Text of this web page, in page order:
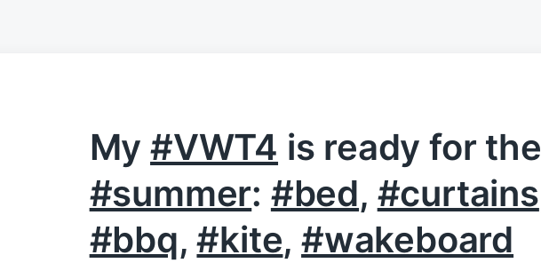
My#VWT4 is ready for the
#summer: #bed, #curtains
#bbq,#kite,#wakeboard